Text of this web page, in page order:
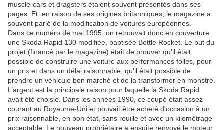
muscle-cars et dragsters étaient souvent présentés dans ses
pages. Et, en raison de ses origines britanniques, le magazine a
souvent parlé de la modification de voitures européennes.
Dans ce numéro de mai 1995, on retrouvait donc en couverture
une Skoda Rapid 130 modifiée, baptisée Bottle Rocket. Le but du
projet (financé par le magazine) était de prouver qu’il était
possible de construire une voiture aux performances folles, pour
un prix et dans un délai raisonnable, qu’il était possible de
prendre un véhicule bon marché et de la transformer en monstre.
L’argent est la principale raison pour laquelle la Skoda Rapid
avait été choisie. Dans les années 1990, ce coupé était assez
courant au Royaume-Uni et pouvait être acheté d'occasion à un
prix raisonnable, en bon état, sans rouille et avec un kilométrage
acceptable. Le nouveau propriétaire a ensuite renvoyé le moteur